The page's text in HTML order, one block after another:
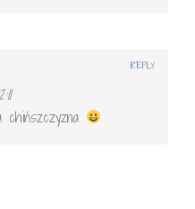
chińszczyzna
REPLY